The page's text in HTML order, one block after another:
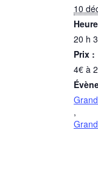
10
20 h
Prix :
4€ à
,